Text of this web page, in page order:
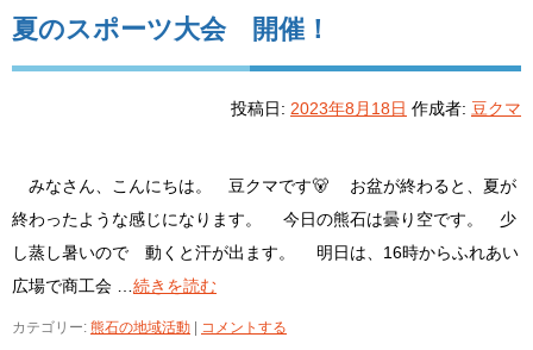
夏のスポーツ大会 開催！
投稿日: 2023年8月18日 作成者: 豆クマ
みなさん、こんにちは。 豆クマです🐻 お盆が終わると、夏が
終わったような感じになります。 今日の熊石は曇り空です。 少
し蒸し暑いので 動くと汗が出ます。 明日は、16時からふれあい
広場で商工会 … 続きを読む
カテゴリー: 熊石の地域活動 コメントする